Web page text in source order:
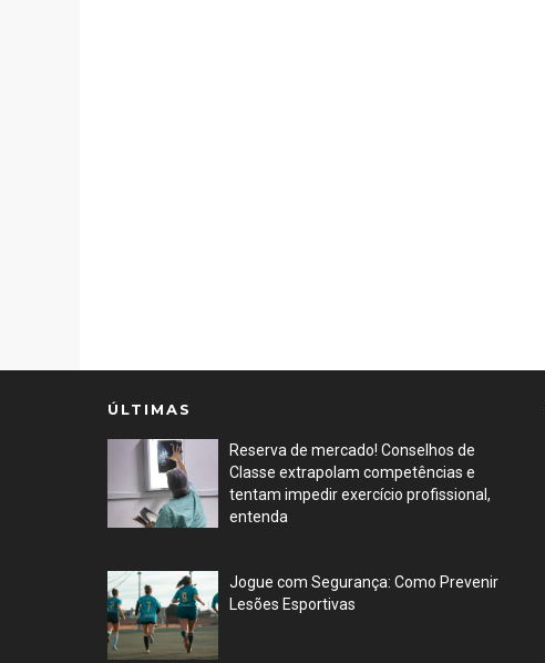
ÚLTIMAS
Reserva de mercado! Conselhos de
Classe extrapolam competências e
tentam impedir exercício profissional,
entenda
Jogue com Segurança: Como Prevenir
Lesões Esportivas